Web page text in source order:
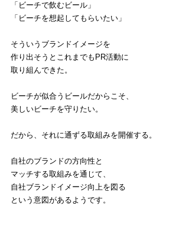
「ビーチで飲むビール」
「ビーチを想起してもらいたい」
そういうブランドイメージを
作り出そうとこれまでもPR活動に
取り組んできた。
ビーチが似合うビールだからこそ、
美しいビーチを守りたい。
だから、それに通ずる取組みを開催する。
自社のブランドの方向性と
マッチする取組みを通じて、
自社ブランドイメージ向上を図る
という意図があるようです。